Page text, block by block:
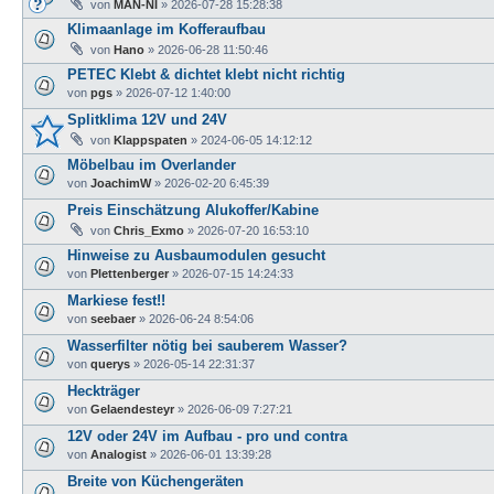
von MAN-NI » 2026-07-28 15:28:38
Klimaanlage im Kofferaufbau
von Hano » 2026-06-28 11:50:46
PETEC Klebt & dichtet klebt nicht richtig
von pgs » 2026-07-12 1:40:00
Splitklima 12V und 24V
von Klappspaten » 2024-06-05 14:12:12
Möbelbau im Overlander
von JoachimW» 2026-02-20 6:45:39
Preis Einschätzung Alukoffer/Kabine
von Chris_Exmo » 2026-07-20 16:53:10
Hinweise zu Ausbaumodulen gesucht
von Plettenberger » 2026-07-15 14:24:33
Markiese fest!!
von seebaer » 2026-06-24 8:54:06
Wasserfilter nötig bei sauberem Wasser?
von querys » 2026-05-14 22:31:37
Heckträger
von Gelaendesteyr » 2026-06-09 7:27:21
12V oder 24V im Aufbau - pro und contra
von Analogist » 2026-06-01 13:39:28
Breite von Küchengeräten